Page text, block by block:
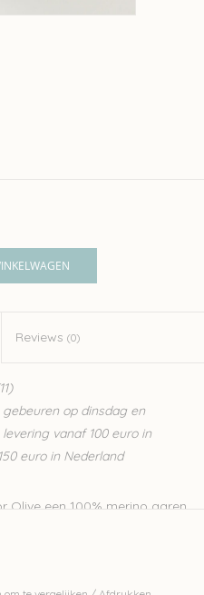
Reviews (0)
gebeuren op dinsdag en
vanaf 100 euro in
euro in Nederland
Olive een 100% merino garen.